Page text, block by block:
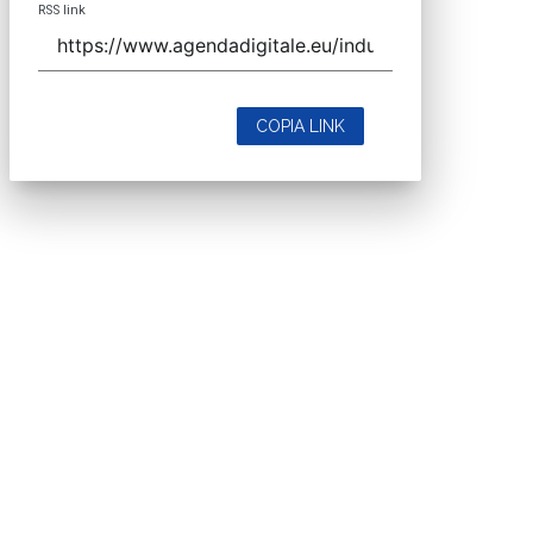
RSS link
COPIA LINK